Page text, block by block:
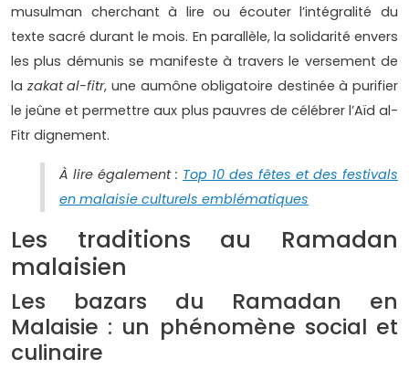
musulman cherchant à lire ou écouter l’intégralité du
texte sacré durant le mois. En parallèle, la solidarité envers
les plus démunis se manifeste à travers le versement de
la zakat al-fitr, une aumône obligatoire destinée à purifier
le jeûne et permettre aux plus pauvres de célébrer l’Aïd al-
Fitr dignement.
À lire également : Top 10 des fêtes et des festivals
en malaisie culturels emblématiques
Les traditions au Ramadan
malaisien
Les bazars du Ramadan en
Malaisie : un phénomène social et
culinaire